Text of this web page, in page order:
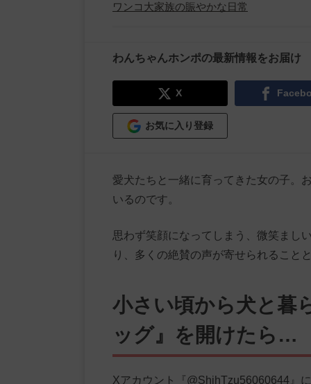
ワンコ大家族の賑やかな日常
わんちゃんホンポの最新情報をお届け
X
お気に入り登録
愛犬たちと一緒に育ってきた女の子。
いるのです。
思わず笑顔になってしまう、微笑まし
り、多くの絶賛の声が寄せられること
小さい頃から犬と暮
ッグ』を開けたら…
Xアカウント『@ShihTzu56060644』